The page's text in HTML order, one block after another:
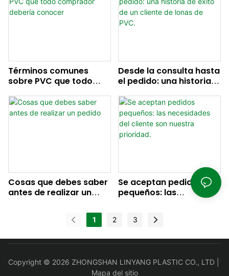
Términos comunes
sobre PVC que todo
conocer
Desde la consulta hasta
el pedido: una historia
lonas de PVC.
Cosas que debes saber
antes de realizar un
Se aceptan pedidos
pequeños: las
1 2 3
Copyright © 2026 ZHONGSHAN LINYANG PLASTIC CO., LTD |
Mapa del sitio